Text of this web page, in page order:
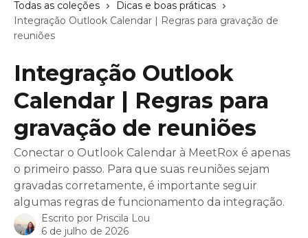
Todas as coleções
Dicas e boas práticas
Integração Outlook Calendar | Regras para gravação de
reuniões
Integração Outlook
Calendar | Regras para
gravação de reuniões
Conectar o Outlook Calendar à MeetRox é apenas
o primeiro passo. Para que suas reuniões sejam
gravadas corretamente, é importante seguir
algumas regras de funcionamento da integração.
Escrito por Priscila Lou
6 de julho de 2026